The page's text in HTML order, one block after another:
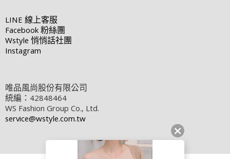
LINE線上客服
Facebook粉絲團
Wstyle悄悄話社團
Instagram
唯品風尚股份有限公司
統編：42848464
WS Fashion Group Co., Ltd.
service@wstyle.com.tw